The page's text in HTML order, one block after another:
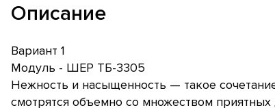
Описание
Вариант 1
Модуль - ШЕР ТБ-3305
Нежность и насыщенность — такое
смотрятся объемно со множеством